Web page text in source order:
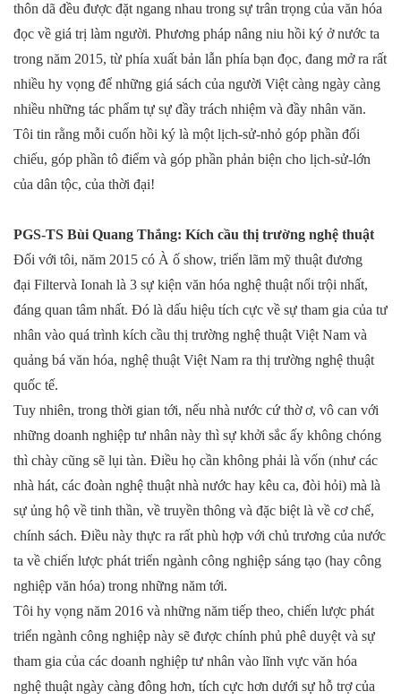
thôn dã đều được đặt ngang nhau trong sự trân trọng của văn hóa
đọc về giá trị làm người. Phương pháp nâng niu hồi ký ở nước ta
trong năm 2015, từ phía xuất bản lẫn phía bạn đọc, đang mở ra rất
nhiều hy vọng để những giá sách của người Việt càng ngày càng
nhiều những tác phẩm tự sự đầy trách nhiệm và đầy nhân văn.
Tôi tin rằng mỗi cuốn hồi ký là một lịch-sử-nhỏ góp phần đối
chiếu, góp phần tô điểm và góp phần phản biện cho lịch-sử-lớn
của dân tộc, của thời đại!
PGS-TS Bùi Quang Thắng: Kích cầu thị trường nghệ thuật
Đối với tôi, năm 2015 có À ố show, triển lãm mỹ thuật đương
đại Filtervà Ionah là 3 sự kiện văn hóa nghệ thuật nổi trội nhất,
đáng quan tâm nhất. Đó là dấu hiệu tích cực về sự tham gia của tư
nhân vào quá trình kích cầu thị trường nghệ thuật Việt Nam và
quảng bá văn hóa, nghệ thuật Việt Nam ra thị trường nghệ thuật
quốc tế.
Tuy nhiên, trong thời gian tới, nếu nhà nước cứ thờ ơ, vô can với
những doanh nghiệp tư nhân này thì sự khởi sắc ấy không chóng
thì chày cũng sẽ lụi tàn. Điều họ cần không phải là vốn (như các
nhà hát, các đoàn nghệ thuật nhà nước hay kêu ca, đòi hỏi) mà là
sự ủng hộ về tinh thần, về truyền thông và đặc biệt là về cơ chế,
chính sách. Điều này thực ra rất phù hợp với chủ trương của nước
ta về chiến lược phát triển ngành công nghiệp sáng tạo (hay công
nghiệp văn hóa) trong những năm tới.
Tôi hy vọng năm 2016 và những năm tiếp theo, chiến lược phát
triển ngành công nghiệp này sẽ được chính phủ phê duyệt và sự
tham gia của các doanh nghiệp tư nhân vào lĩnh vực văn hóa
nghệ thuật ngày càng đông hơn, tích cực hơn dưới sự hỗ trợ của